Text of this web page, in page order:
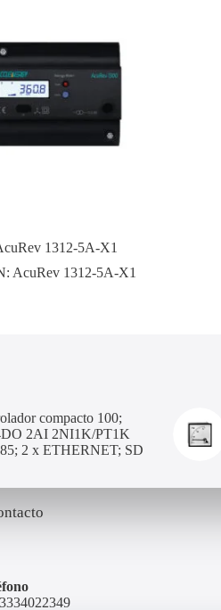
1312-5A-X1
AcuRev 1312-5A-X1
compacto 100;
2AI 2NI1K/PT1K
2 x ETHERNET; SD